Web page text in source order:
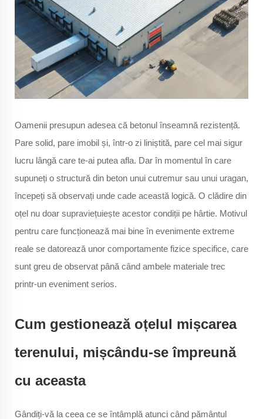
Oamenii presupun adesea că betonul înseamnă rezistență.
Pare solid, pare imobil și, într-o zi liniștită, pare cel mai sigur
lucru lângă care te-ai putea afla. Dar în momentul în care
supuneți o structură din beton unui cutremur sau unui uragan,
începeți să observați unde cade această logică. O clădire din
oțel nu doar supraviețuiește acestor condiții pe hârtie. Motivul
pentru care funcționează mai bine în evenimente extreme
reale se datorează unor comportamente fizice specifice, care
sunt greu de observat până când ambele materiale trec
printr-un eveniment serios.
Cum gestionează oțelul mișcarea
terenului, mișcându-se împreună
cu aceasta
Gândiți-vă la ceea ce se întâmplă atunci când pământul